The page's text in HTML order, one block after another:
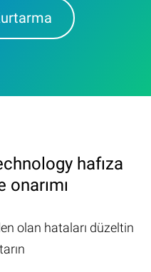
hafıza
olan hataları düzeltin